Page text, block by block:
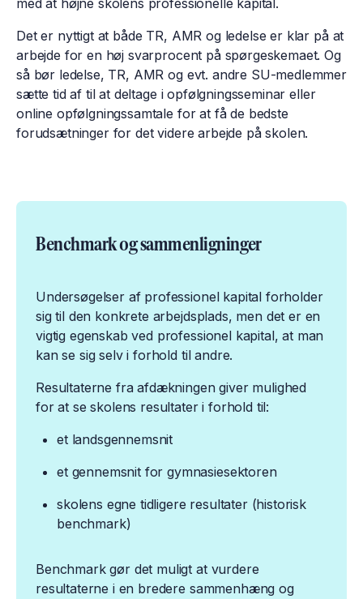
med at højne skolens professionelle kapital.
Det er nyttigt at både TR, AMR og ledelse er klar på at
arbejde for en høj svarprocent på spørgeskemaet. Og
så bør ledelse, TR, AMR og evt. andre SU-medlemmer
sætte tid af til at deltage i opfølgningsseminar eller
online opfølgningssamtale for at få de bedste
forudsætninger for det videre arbejde på skolen.​
Benchmark og sammenligninger
Undersøgelser af professionel kapital forholder
sig til den konkrete arbejdsplads, men det er en
vigtig egenskab ved professionel kapital, at man
kan se sig selv i forhold til andre.
Resultaterne fra afdækningen giver mulighed
for at se skolens resultater i forhold til:
et landsgennemsnit
et gennemsnit for gymnasiesektoren
skolens egne tidligere resultater (historisk
benchmark)
Benchmark gør det muligt at vurdere
resultaterne i en bredere sammenhæng og